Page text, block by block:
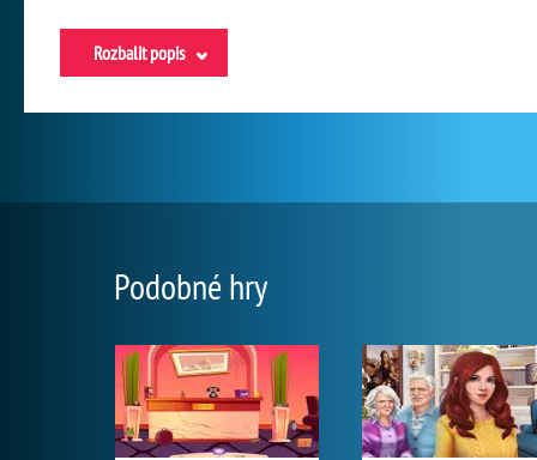
Rozbalit popis
Podobné hry